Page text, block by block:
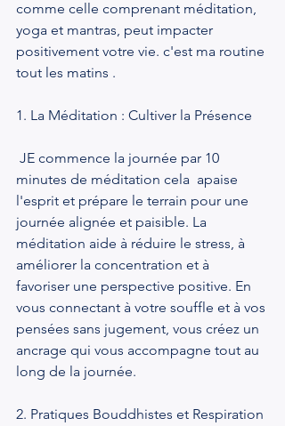
comme celle comprenant méditation,
yoga et mantras, peut impacter
positivement votre vie. c'est ma routine
tout les matins .
1. La Méditation : Cultiver la Présence
minutes de méditation cela  apaise
l'esprit et prépare le terrain pour une
journée alignée et paisible. La
méditation aide à réduire le stress, à
améliorer la concentration et à
favoriser une perspective positive. En
vous connectant à votre souffle et à vos
pensées sans jugement, vous créez un
ancrage qui vous accompagne tout au
long de la journée.
2. Pratiques Bouddhistes et Respiration